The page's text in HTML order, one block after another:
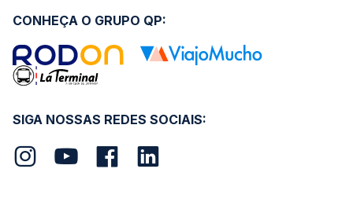
SIGA NOSSAS REDES SOCIAIS:
CONHEÇA O GRUPO QP: